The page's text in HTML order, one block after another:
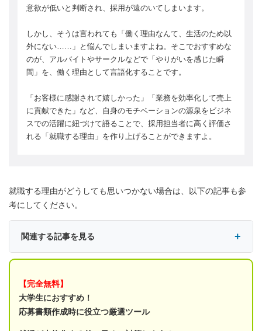
意欲が低いと判断され、採用が遠のいてしまいます。
しかし、そうは言われても「働く理由なんて、生活のため以
外にない……」と悩んでしまいますよね。そこでおすすめな
のが、アルバイトやサークルなどで「やりがいを感じた瞬
間」を、働く理由として言語化することです。
「お客様に感謝されて嬉しかった」「業務を効率化して売上
に貢献できた」など、自身のモチベーションの源泉をビジネ
スでの活躍に紐づけて語ることで、採用担当者に高く評価さ
れる「就職する理由」を作り上げることができますよ。
就職する理由がどうしても思いつかない場合は、以下の記事も参
考にしてください。
関連する記事を見る
【完全無料】
大学生におすすめ！
応募書類作成時に役立つ厳選ツール